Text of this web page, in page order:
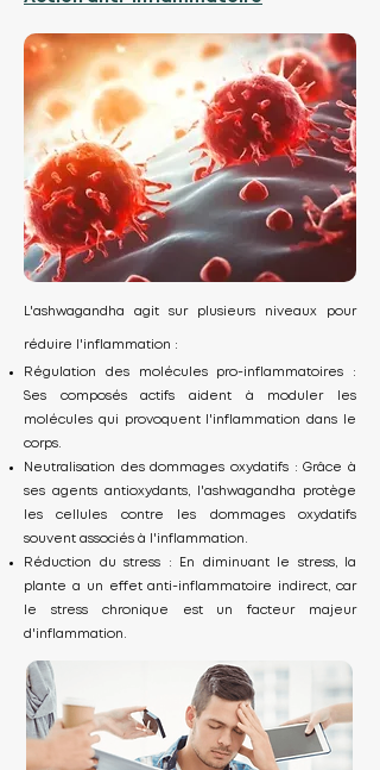
L'ashwagandha agit sur plusieurs niveaux pour
réduire l'inflammation :
Régulation des molécules pro-inflammatoires :
Ses composés actifs aident à moduler les
molécules qui provoquent l'inflammation dans le
corps.
Neutralisation des dommages oxydatifs : Grâce à
ses agents antioxydants, l'ashwagandha protège
les cellules contre les dommages oxydatifs
souvent associés à l'inflammation.
Réduction du stress : En diminuant le stress, la
plante a un effet anti-inflammatoire indirect, car
le stress chronique est un facteur majeur
d'inflammation.